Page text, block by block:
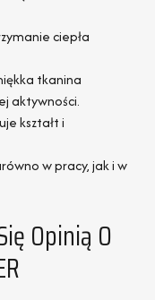
ciepła
tkanina
aktywności.
kształt i
w pracy, jak i w
Opinią O